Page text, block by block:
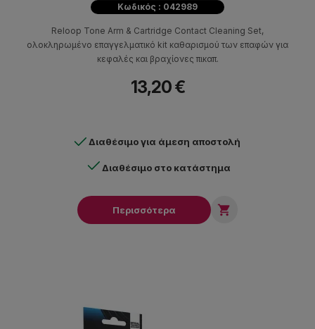
Κωδικός : 042989
Reloop Tone Arm & Cartridge Contact Cleaning Set,
ολοκληρωμένο επαγγελματικό kit καθαρισμού των επαφών για
κεφαλές και βραχίονες πικαπ.
13,20 €
Διαθέσιμο για άμεση αποστολή
Διαθέσιμο στο κατάστημα
Περισσότερα 